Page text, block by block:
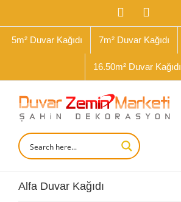
Facebook
5m² Duvar Kağıdı 7m² Duvar Kağıdı
16.50m² Duvar Kağıdı
Alfa Duvar Kağıdı